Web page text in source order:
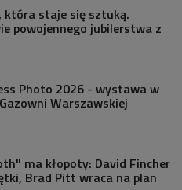
która staje się sztuką.
powojennego jubilerstwa z
Photo 2026 - wystawa w
Warszawskiej
ma kłopoty: David Fincher
Brad Pitt wraca na plan